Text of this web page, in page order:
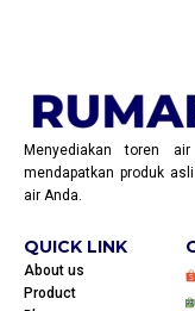
Menyediakan toren
mendapatkan produk
air Anda.
QUICK LINK
About us
Product